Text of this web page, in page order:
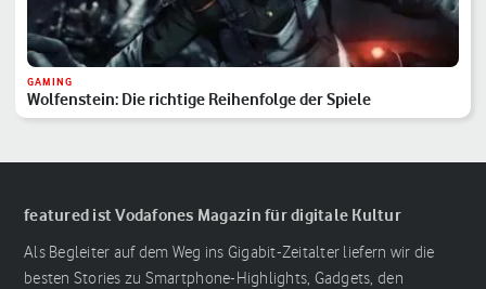
GAMING
Wolfenstein: Die richtige Reihenfolge der Spiele
featured ist Vodafones Magazin für digitale Kultur
Als Begleiter auf dem Weg ins Gigabit-Zeitalter liefern wir die
besten Stories zu Smartphone-Highlights, Gadgets, den